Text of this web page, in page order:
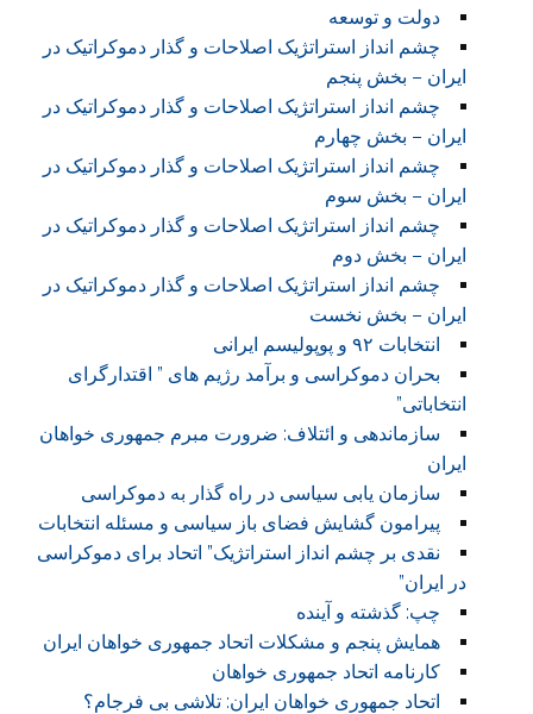
دولت و توسعه
چشم انداز استراتژیک اصلاحات و گذار دموکراتیک در
ایران – بخش پنجم
چشم انداز استراتژیک اصلاحات و گذار دموکراتیک در
ایران – بخش چهارم
چشم انداز استراتژیک اصلاحات و گذار دموکراتیک در
ایران – بخش سوم
چشم انداز استراتژیک اصلاحات و گذار دموکراتیک در
ایران – بخش دوم
چشم انداز استراتژیک اصلاحات و گذار دموکراتیک در
ایران – بخش نخست
انتخابات ۹۲ و پوپولیسم ایرانی
بحران دموکراسی و برآمد رژیم های ” اقتدارگرای
انتخاباتی”
سازماندهی و ائتلاف: ضرورت مبرم جمهوری خواهان
ایران
سازمان یابی سیاسی در راه گذار به دموکراسی
پیرامون گشایش فضای باز سیاسی و مسئله انتخابات
نقدی بر چشم انداز استراتژیک” اتحاد برای دموکراسی
در ایران”
چپ: گذشته و آینده
همایش پنجم و مشکلات اتحاد جمهوری خواهان ایران
کارنامه اتحاد جمهوری خواهان
اتحاد جمهوری خواهان ایران: تلاشی بی فرجام؟